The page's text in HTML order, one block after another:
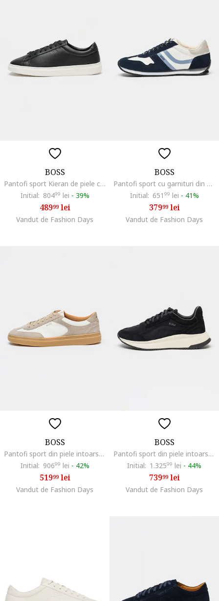
BOSS
Pantofi sport Kieran de piele cu logo stantat, Negru/Negru stins
Initial: 80499 lei - 39%
48999lei
Vandut de Fashion Days
BOSS
Pantofi sport cu garnituri din piele intoarsa ecologica Levon, Alb/Albastru prafuit/Bleumarin
Initial: 651 99 lei - 41%
37999lei
Vandut de Fashion Days
BOSS
Pantofi sport din piele intoarsa cu garnituri din material textil Kieran, Maro taupe deschis/Alb optic
Initial: 90699 lei - 42%
51999lei
Vandut de Fashion Days
BOSS
Pantofi sport din piele intoarsa cu detaliu logo Ttnm Evo Runn, Albastru ultramarin
Initial: 1.32599 lei - 44%
73999lei
Vandut de Fashion Days